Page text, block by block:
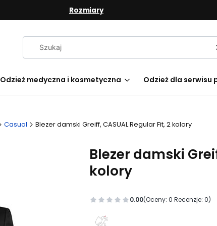
Rozmiary
Odzież medyczna i kosmetyczna Odzież dla serwisu
Casual Blezer damski Greiff, CASUAL Regular Fit, 2 kolory
Blezer damski
kolory
0.00(Oceny: 0 Recenzje: 0)